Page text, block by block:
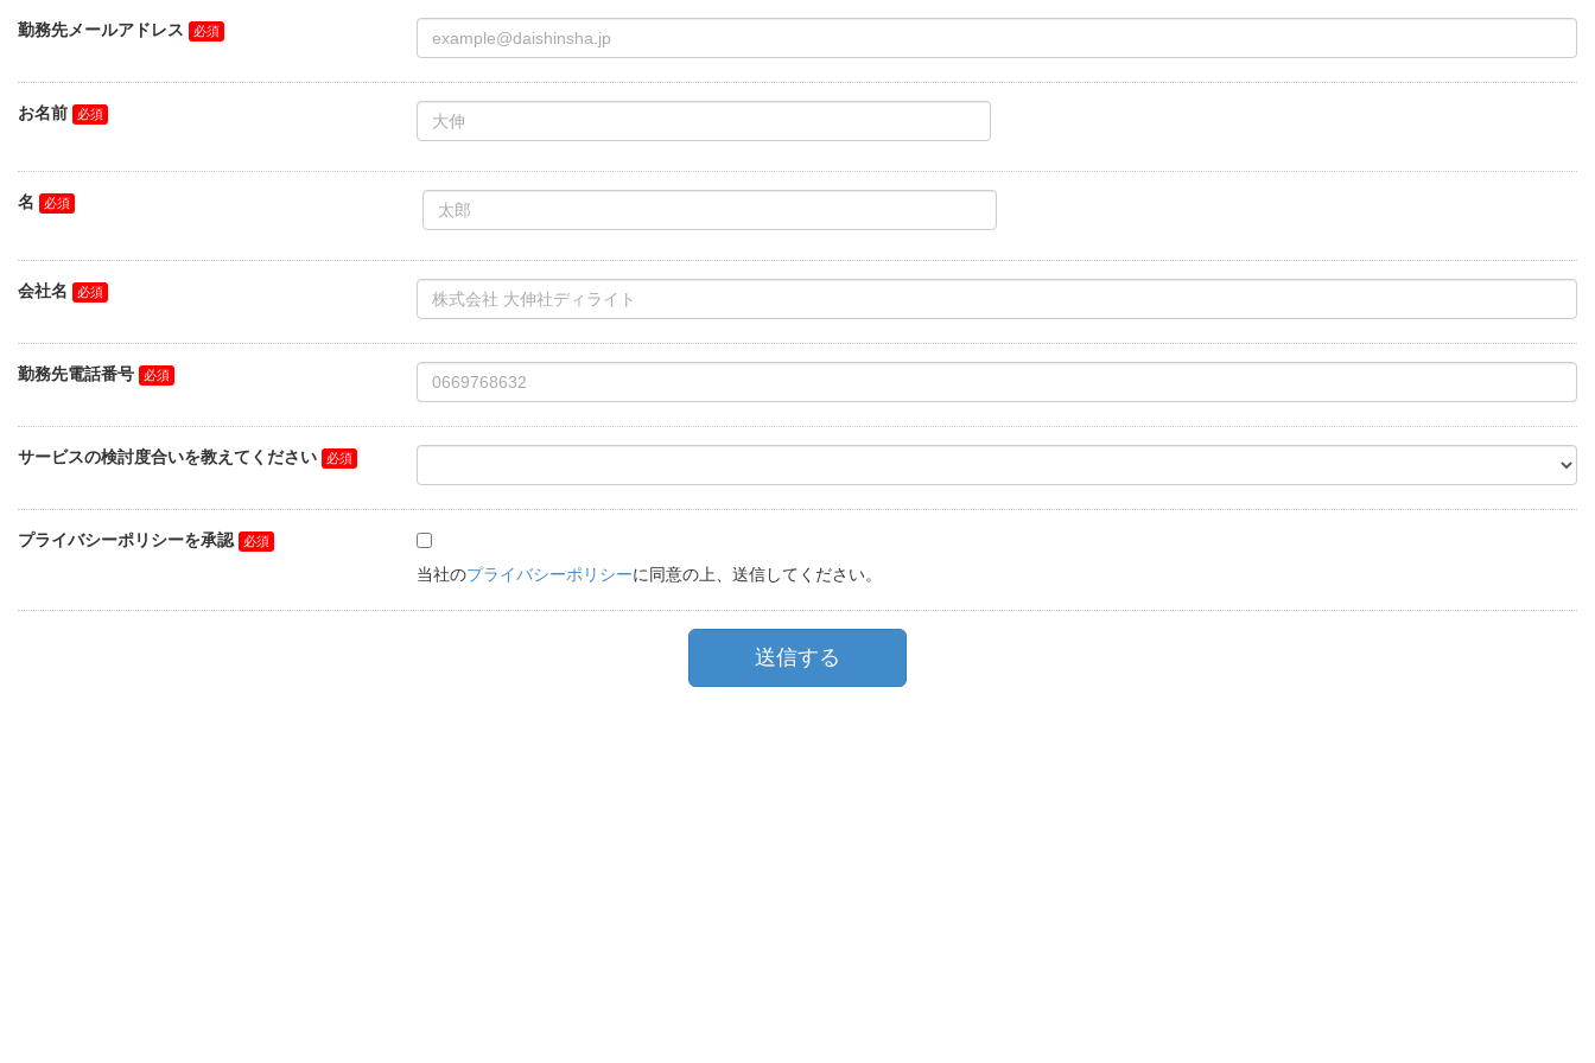
勤務先メールアドレス
お名前
名
会社名
勤務先電話番号
サービスの検討度合いを教えてください
プライバシーポリシーを承認
当社のプライバシーポリシーに同意の上、送信してください。